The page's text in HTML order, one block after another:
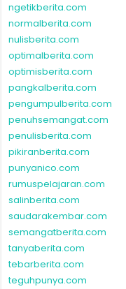
ngetikberita.com
normalberita.com
nulisberita.com
optimalberita.com
optimisberita.com
pangkalberita.com
pengumpulberita.com
penuhsemangat.com
penulisberita.com
pikiranberita.com
punyanico.com
rumuspelajaran.com
salinberita.com
saudarakembar.com
semangatberita.com
tanyaberita.com
tebarberita.com
teguhpunya.com